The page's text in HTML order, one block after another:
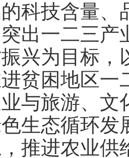
科技含量、
一二三产
为目标，
贫困地区
与旅游、文
生态循环发
推进农业供